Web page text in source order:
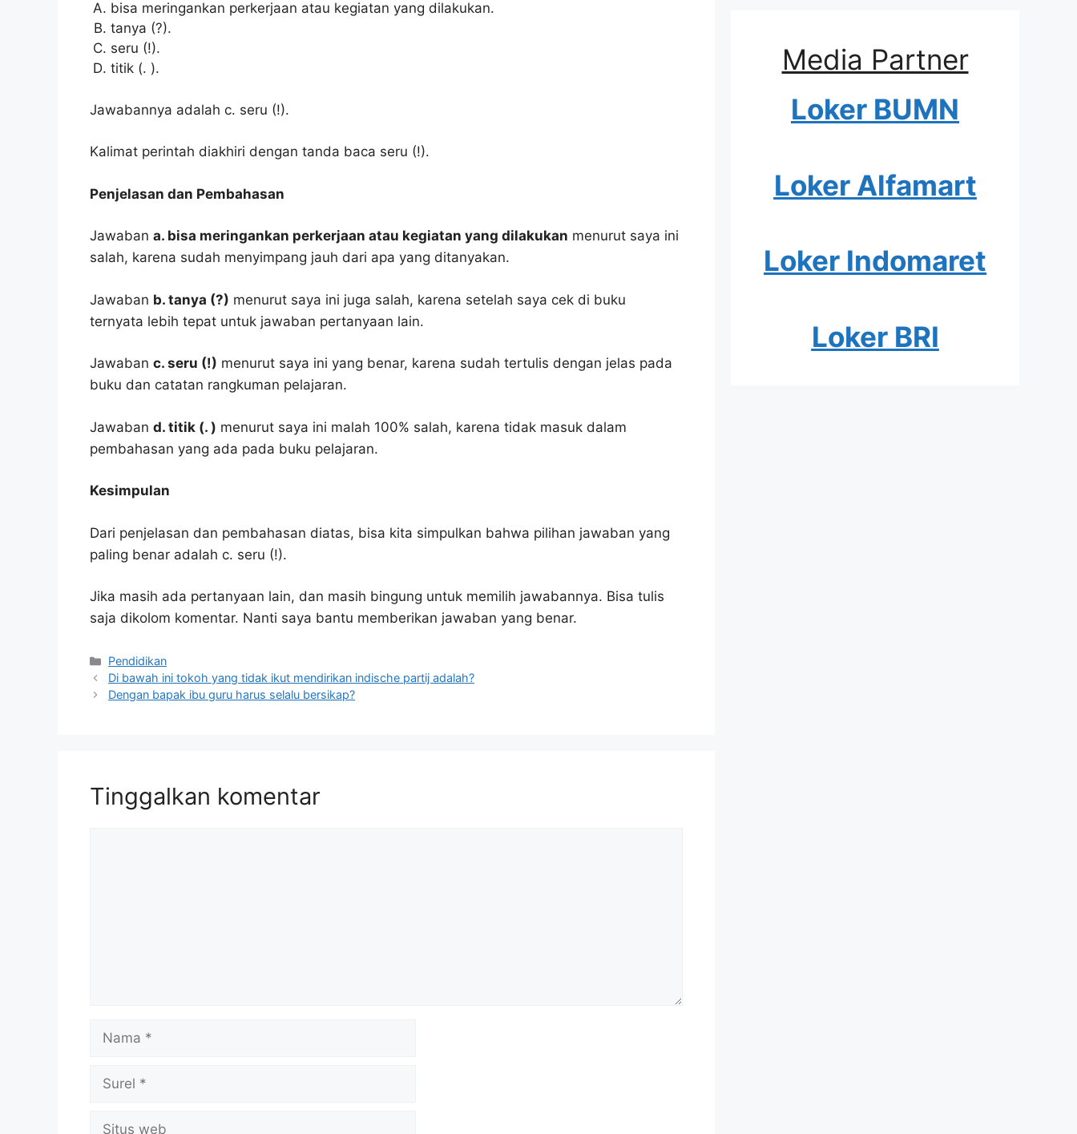
bisa meringankan perkerjaan atau kegiatan yang dilakukan.
tanya (?).
seru (!).
titik (. ).
Jawabannya adalah c. seru (!).
Kalimat perintah diakhiri dengan tanda baca seru (!).
Penjelasan dan Pembahasan
Jawaban a. bisa meringankan perkerjaan atau kegiatan yang dilakukan menurut saya ini
salah, karena sudah menyimpang jauh dari apa yang ditanyakan.
Jawaban b. tanya (?) menurut saya ini juga salah, karena setelah saya cek di buku
ternyata lebih tepat untuk jawaban pertanyaan lain.
Jawaban c. seru (!) menurut saya ini yang benar, karena sudah tertulis dengan jelas pada
buku dan catatan rangkuman pelajaran.
Jawaban d. titik (. ) menurut saya ini malah 100% salah, karena tidak masuk dalam
pembahasan yang ada pada buku pelajaran.
Kesimpulan
Dari penjelasan dan pembahasan diatas, bisa kita simpulkan bahwa pilihan jawaban yang
paling benar adalah c. seru (!).
Jika masih ada pertanyaan lain, dan masih bingung untuk memilih jawabannya. Bisa tulis
saja dikolom komentar. Nanti saya bantu memberikan jawaban yang benar.
Kategori
Pendidikan
Di bawah ini tokoh yang tidak ikut mendirikan indische partij adalah?
Dengan bapak ibu guru harus selalu bersikap?
Tinggalkan komentar
Nama
Surel
Situs
Media Partner
Loker BUMN
Loker Alfamart
Loker Indomaret
Loker BRI